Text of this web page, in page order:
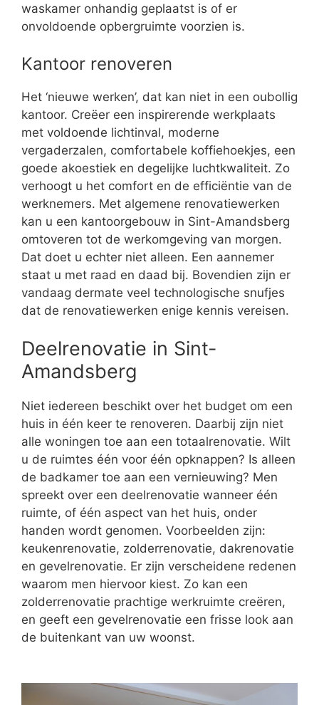
waskamer onhandig geplaatst is of er
onvoldoende opbergruimte voorzien is.
Kantoor renoveren
Het ‘nieuwe werken’, dat kan niet in een oubollig
kantoor. Creëer een inspirerende werkplaats
met voldoende lichtinval, moderne
vergaderzalen, comfortabele koffiehoekjes, een
goede akoestiek en degelijke luchtkwaliteit. Zo
verhoogt u het comfort en de efficiëntie van de
werknemers. Met algemene renovatiewerken
kan u een kantoorgebouw in Sint-Amandsberg
omtoveren tot de werkomgeving van morgen.
Dat doet u echter niet alleen. Een aannemer
staat u met raad en daad bij. Bovendien zijn er
vandaag dermate veel technologische snufjes
dat de renovatiewerken enige kennis vereisen.
Deelrenovatie in Sint-
Amandsberg
Niet iedereen beschikt over het budget om een
huis in één keer te renoveren. Daarbij zijn niet
alle woningen toe aan een totaalrenovatie. Wilt
u de ruimtes één voor één opknappen? Is alleen
de badkamer toe aan een vernieuwing? Men
spreekt over een deelrenovatie wanneer één
ruimte, of één aspect van het huis, onder
handen wordt genomen. Voorbeelden zijn:
keukenrenovatie, zolderrenovatie, dakrenovatie
en gevelrenovatie. Er zijn verscheidene redenen
waarom men hiervoor kiest. Zo kan een
zolderrenovatie prachtige werkruimte creëren,
en geeft een gevelrenovatie een frisse look aan
de buitenkant van uw woonst.